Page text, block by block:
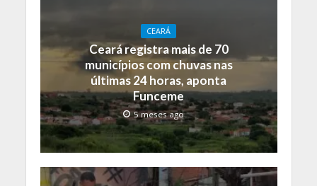
CEARÁ
Ceará registra mais de 70
municípios com chuvas nas
últimas 24 horas, aponta
Funceme
5 meses ago